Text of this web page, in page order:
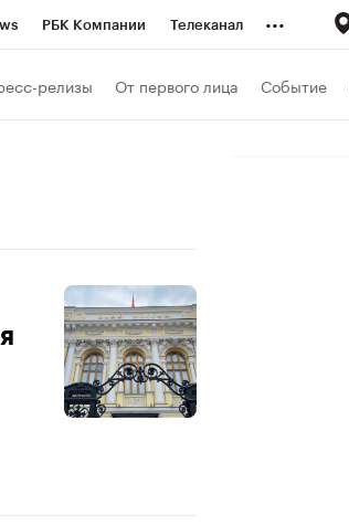
РБК Компании Телеканал ...
релизы От первого лица Событие